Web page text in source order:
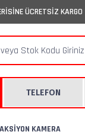
ÜCRETSİZ KARGO
TELEFON
AKSİYON KAMERA